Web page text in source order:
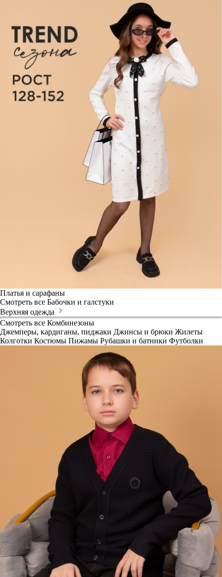
Платья и сарафаны
Смотреть все Бабочки и галстуки
Верхняя одежда
Смотреть все Комбинезоны
Джемперы, кардиганы, пиджаки Джинсы и брюки Жилеты
Колготки Костюмы Пижамы Рубашки и батники Футболки